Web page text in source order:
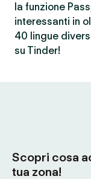
la funzione
interessanti in
40 lingue
su Tinder!
Scopri cosa
tua zona!